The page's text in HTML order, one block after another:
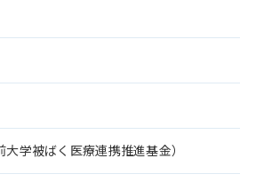
学被ばく医療連携推進基金）